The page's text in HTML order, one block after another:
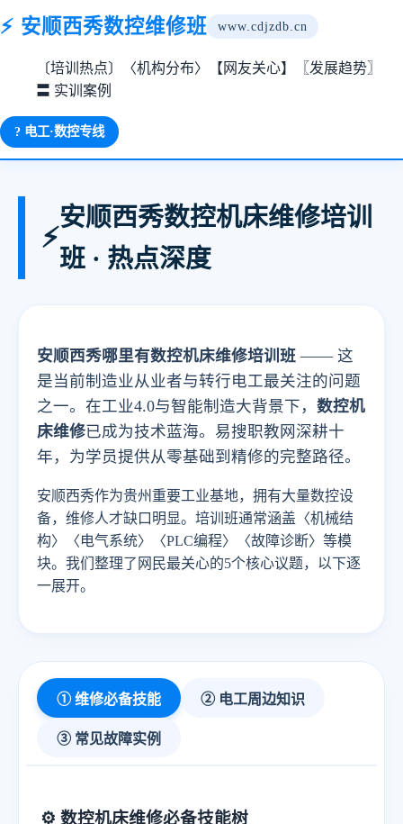
⚡ 安顺西秀数控维修班 www.cdjzdb.cn
〔培训热点〕 〈机构分布〉 【网友关心】
〖发展趋势〗
〓 实训案例
? 电工·数控专线
⚡
安顺西秀数控机床维修培训
班 · 热点深度
安顺西秀哪里有数控机床维修培训班 —— 这
是当前制造业从业者与转行电工最关注的问题
之一。在工业4.0与智能制造大背景下， 数控机
床维修已成为技术蓝海。易搜职教网深耕十
年，为学员提供从零基础到精修的完整路径。
安顺西秀作为贵州重要工业基地，拥有大量数控设
备，维修人才缺口明显。培训班通常涵盖〈机械结
构〉〈电气系统〉〈PLC编程〉〈故障诊断〉等模
块。我们整理了网民最关心的5个核心议题，以下逐
一展开。
① 维修必备技能 ② 电工周边知识
③ 常见故障实例
⚙️ 数控机床维修必备技能树